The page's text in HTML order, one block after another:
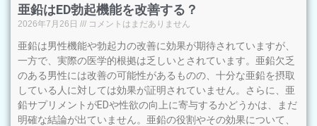
亜鉛はED勃起機能を改善する？
2026年7月26日 コメントはまだありません
亜鉛は男性機能や勃起力の改善に効果が期待されていますが、
一方で、実際の医学的根拠は乏しいとされています。亜鉛欠乏
のある男性には改善の可能性があるものの、十分な亜鉛を摂取
している人に対しては効果が証明されていません。さらに、亜
鉛サプリメントがEDや性欲の向上に寄与するかどうかは、まだ
明確な結論が出ていません。亜鉛の役割やその効果について、